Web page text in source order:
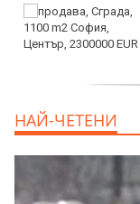
НАЙ-ЧЕТЕНИ